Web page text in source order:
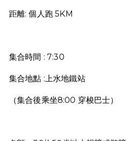
距離: 個人跑 5KM
集合時間 : 7:30
集合地點 :上水地鐵站
（集合後乘坐8:00 穿梭巴士）